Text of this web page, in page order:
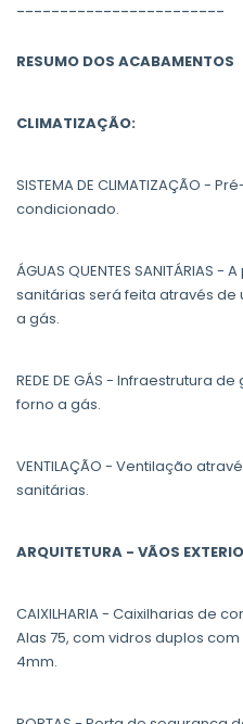
------------------------
RESUMO DOS ACABAMENTOS
CLIMATIZAÇÃO:
SISTEMA DE CLIMATIZAÇÃO -
condicionado.
ÁGUAS QUENTES
sanitárias será feita através
a gás.
REDE DE GÁS - Infraestrutura
forno a gás.
VENTILAÇÃO - Ventilação
sanitárias.
ARQUITETURA - VÃOS
CAIXILHARIA - Caixilharias de
Alas 75, com vidros duplos
4mm.